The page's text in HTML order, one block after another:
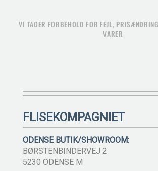
VI TAGER FORBEHOLD FOR FEJL,
VARER
FLISEKOMPAGNIET
ODENSE BUTIK/SHOWROOM:
BØRSTENBINDERVEJ 2
5230 ODENSE M